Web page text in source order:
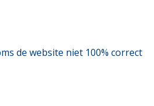
de website niet 100% correct